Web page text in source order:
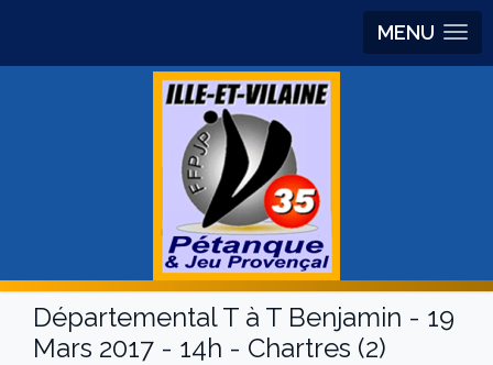
MENU
Départemental T à T Benjamin - 19
Mars 2017 - 14h - Chartres (2)